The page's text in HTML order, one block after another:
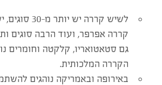
לשיש קררה
קררה אפרפר, ועוד הרבה סוגים
גם סטאטואריו, קלקטה וחומרים
הקררה המלכותית.
באירופה ובאמריקה נוהגים